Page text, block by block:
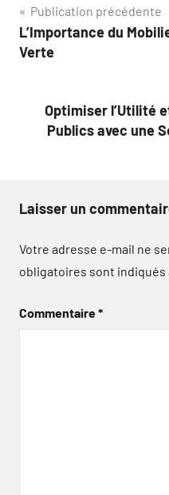
Navigation
de
Publication précédente
L’Importance du
Verte
Optimiser l’Utilité
Publics avec une
Laisser un
Votre adresse e-mail ne
obligatoires sont indiqués
Commentaire*